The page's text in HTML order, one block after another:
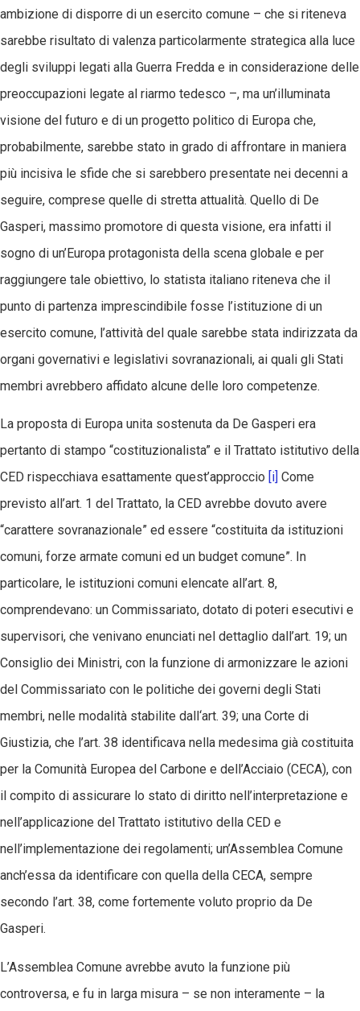
ambizione di disporre di un esercito comune – che si riteneva
sarebbe risultato di valenza particolarmente strategica alla luce
degli sviluppi legati alla Guerra Fredda e in considerazione delle
preoccupazioni legate al riarmo tedesco –, ma un’illuminata
visione del futuro e di un progetto politico di Europa che,
probabilmente, sarebbe stato in grado di affrontare in maniera
più incisiva le sfide che si sarebbero presentate nei decenni a
seguire, comprese quelle di stretta attualità. Quello di De
Gasperi, massimo promotore di questa visione, era infatti il
sogno di un’Europa protagonista della scena globale e per
raggiungere tale obiettivo, lo statista italiano riteneva che il
punto di partenza imprescindibile fosse l’istituzione di un
esercito comune, l’attività del quale sarebbe stata indirizzata da
organi governativi e legislativi sovranazionali, ai quali gli Stati
membri avrebbero affidato alcune delle loro competenze.
La proposta di Europa unita sostenuta da De Gasperi era
pertanto di stampo “costituzionalista” e il Trattato istitutivo della
CED rispecchiava esattamente quest’approccio [i] Come
previsto all’art. 1 del Trattato, la CED avrebbe dovuto avere
“carattere sovranazionale” ed essere “costituita da istituzioni
comuni, forze armate comuni ed un budget comune”. In
particolare, le istituzioni comuni elencate all’art. 8,
comprendevano: un Commissariato, dotato di poteri esecutivi e
supervisori, che venivano enunciati nel dettaglio dall’art. 19; un
Consiglio dei Ministri, con la funzione di armonizzare le azioni
del Commissariato con le politiche dei governi degli Stati
membri, nelle modalità stabilite dall‘art. 39; una Corte di
Giustizia, che l’art. 38 identificava nella medesima già costituita
per la Comunità Europea del Carbone e dell’Acciaio (CECA), con
il compito di assicurare lo stato di diritto nell’interpretazione e
nell’applicazione del Trattato istitutivo della CED e
nell’implementazione dei regolamenti; un’Assemblea Comune
anch’essa da identificare con quella della CECA, sempre
secondo l’art. 38, come fortemente voluto proprio da De
Gasperi.
L’Assemblea Comune avrebbe avuto la funzione più
controversa, e fu in larga misura – se non interamente – la